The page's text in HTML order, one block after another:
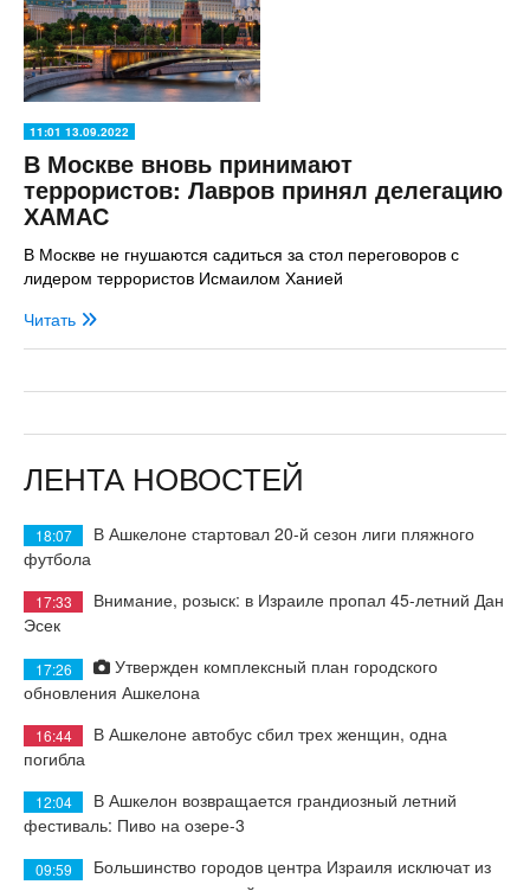
11:01 13.09.2022
В Москве вновь принимают
террористов: Лавров принял делегацию
ХАМАС
В Москве не гнушаются садиться за стол переговоров с
лидером террористов Исмаилом Ханией
Читать
ЛЕНТА НОВОСТЕЙ
18:07
В Ашкелоне стартовал 20-й сезон лиги пляжного
футбола
17:33
Внимание, розыск: в Израиле пропал 45-летний Дан
Эсек
17:26
Утвержден комплексный план городского
обновления Ашкелона
16:44
В Ашкелоне автобус сбил трех женщин, одна
погибла
12:04
В Ашкелон возвращается грандиозный летний
фестиваль: Пиво на озере-3
09:59
Большинство городов центра Израиля исключат из